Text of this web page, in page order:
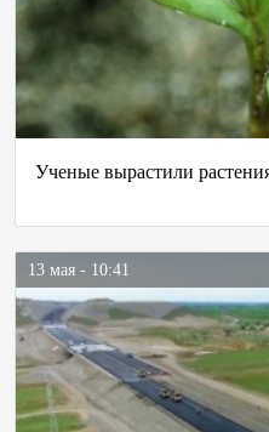
Ученые вырастили
13 мая - 10:41